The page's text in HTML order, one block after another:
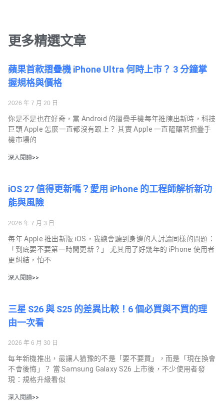
更多精選文章
蘋果首款摺疊機 iPhone Ultra 何時上市？ 3 分鐘掌
握規格與價格
2026 年 7 月 20 日
你是不是也在好奇，當 Android 的摺疊手機每年推陳出新時，科技
巨頭 Apple 怎麼一直都沒有跟上？ 其實 Apple 一直醞釀著摺疊手
機市場的
深入閱讀>>
iOS 27 值得更新嗎？愛用 iPhone 的工程師解析新功
能與風險
2026 年 7 月 3 日
每年 Apple 推出新版 iOS，我總會聽到身邊的人討論同樣的問題：
「到底要不要第一時間更新？」 尤其用了好幾年的 iPhone 使用者
更糾結，怕不
深入閱讀>>
三星 S26 與 S25 的差異比較！6 個必買與不買的理
由一次看
2026 年 6 月 30 日
每年新機推出，最讓人猶豫的不是「要不要買」，而是「現在換會
不會後悔」？ 當 Samsung Galaxy S26 上市後，不少使用者發
現：規格升級看似
深入閱讀>>